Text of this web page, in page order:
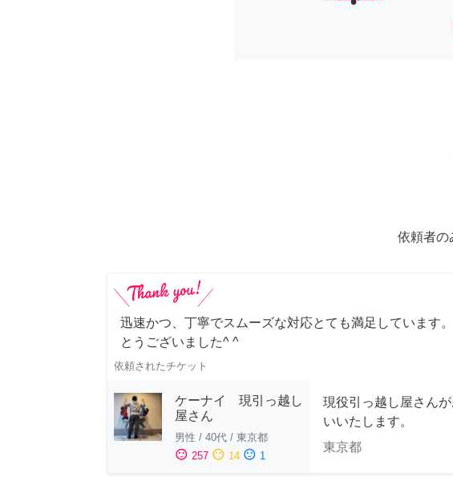
依頼者の
迅速かつ、丁寧でスムーズな対応とても満足しています
とうございました^ ^
依頼されたチケット
ケーナイ 現引っ越し
屋さん
男性 / 40代 / 東京都
sentiment_satisfied 257 sentiment_neutral 14 sentiment_dissatisfied 1
現役引っ越し屋さん
いいたします。
東京都